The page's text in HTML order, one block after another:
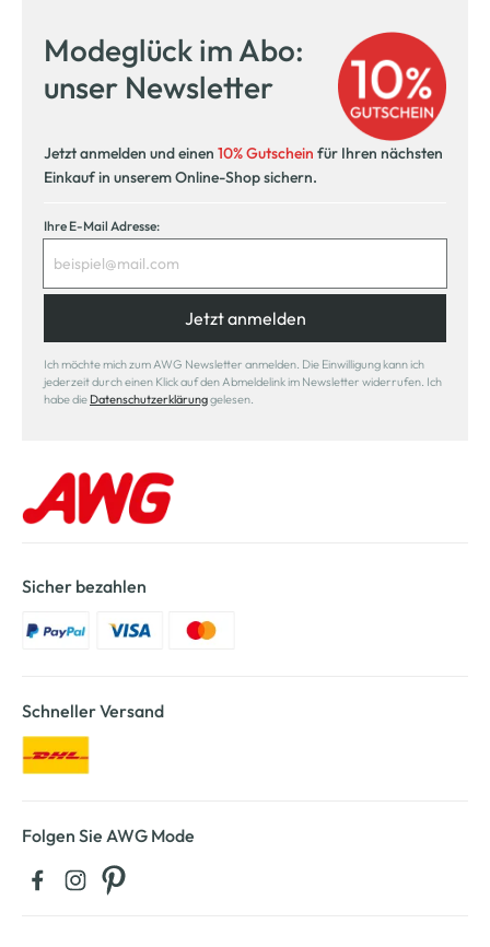
Modeglück im Abo:
unser Newsletter
Jetzt anmelden und einen 10% Gutschein für Ihren nächsten
Einkauf in unserem Online-Shop sichern.
Ihre E-Mail Adresse:
Jetzt anmelden
Ich möchte mich zum AWG Newsletter anmelden. Die Einwilligung kann ich
jederzeit durch einen Klick auf den Abmeldelink im Newsletter widerrufen. Ich
habe die Datenschutzerklärunggelesen.
Sicher bezahlen
Schneller Versand
Folgen Sie AWG Mode